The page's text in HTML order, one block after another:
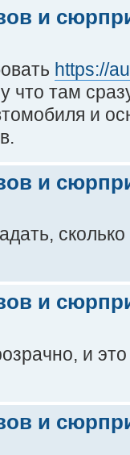
и
https://
что там
и
и
и
и
и